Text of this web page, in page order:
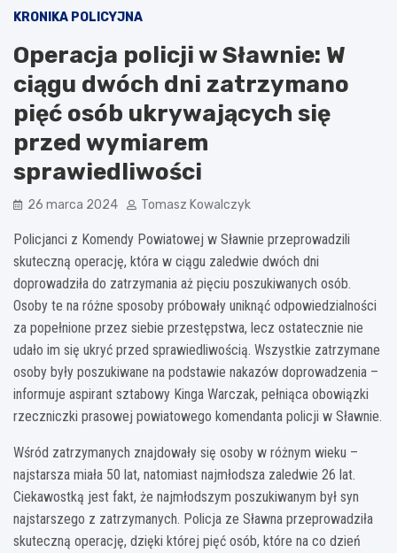
KRONIKA POLICYJNA
Operacja policji w Sławnie: W
ciągu dwóch dni zatrzymano
pięć osób ukrywających się
przed wymiarem
sprawiedliwości
26 marca 2024 Tomasz Kowalczyk
Policjanci z Komendy Powiatowej w Sławnie przeprowadzili
skuteczną operację, która w ciągu zaledwie dwóch dni
doprowadziła do zatrzymania aż pięciu poszukiwanych osób.
Osoby te na różne sposoby próbowały uniknąć odpowiedzialności
za popełnione przez siebie przestępstwa, lecz ostatecznie nie
udało im się ukryć przed sprawiedliwością. Wszystkie zatrzymane
osoby były poszukiwane na podstawie nakazów doprowadzenia –
informuje aspirant sztabowy Kinga Warczak, pełniąca obowiązki
rzeczniczki prasowej powiatowego komendanta policji w Sławnie.
Wśród zatrzymanych znajdowały się osoby w różnym wieku –
najstarsza miała 50 lat, natomiast najmłodsza zaledwie 26 lat.
Ciekawostką jest fakt, że najmłodszym poszukiwanym był syn
najstarszego z zatrzymanych. Policja ze Sławna przeprowadziła
skuteczną operację, dzięki której pięć osób, które na co dzień